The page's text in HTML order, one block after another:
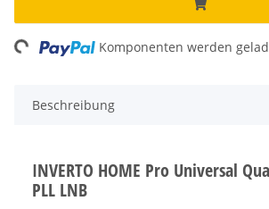
Komponenten werden
Beschreibung
INVERTO HOME Pro Universal
PLL LNB